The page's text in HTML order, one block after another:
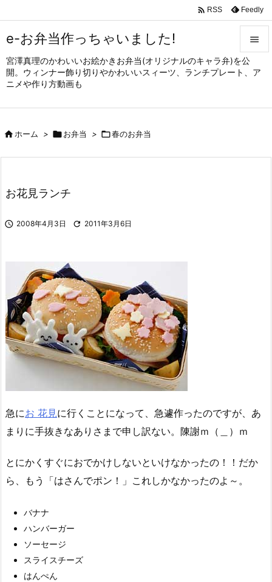
e-お弁当作っちゃいました!
宮澤真理のかわいいお絵かきお弁当(オリジナルのキャラ弁)を公
開。ウィンナー飾り切りやかわいいスィーツ、ランチプレート、ア
ニメや作り方動画も


メニュ
サイド

 RSS Feedly
ホーム > お弁当 > 春のお弁当
お花見ランチ
 2008年4月3日  2011年3月6日
急にお 花見に行くことになって、急遽作ったのですが、あ
まりに手抜きなありさまで申し訳ない。陳謝ｍ（＿）ｍ
とにかくすぐにおでかけしないといけなかったの！！だか
ら、もう「はさんでポン！」これしかなかったのよ～。
バナナ
ハンバーガー
ソーセージ
スライスチーズ
はんぺん